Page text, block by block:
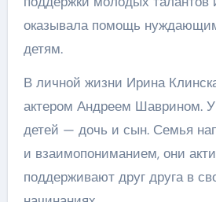
оказывала помощь
детям.
В личной жизни Ирина
актером Андреем Шаврином.
детей — дочь и сын. Семья
и взаимопониманием, они
поддерживают друг друга в